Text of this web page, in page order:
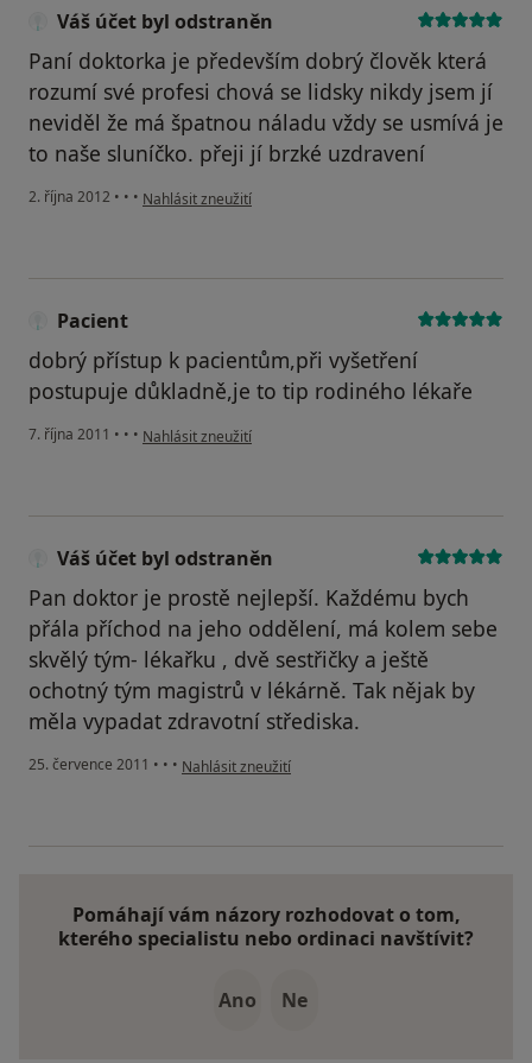
Váš účet byl odstraněn
Paní doktorka je především dobrý člověk která
rozumí své profesi chová se lidsky nikdy jsem jí
neviděl že má špatnou náladu vždy se usmívá je
to naše sluníčko. přeji jí brzké uzdravení
2. října 2012 • • • podle názoru uživatele Váš účet byl odstraněn
Nahlásit zneužití
Pacient
dobrý přístup k pacientům,při vyšetření
postupuje důkladně,je to tip rodiného lékaře
7. října 2011 • • • podle názoru uživatele Pacient
Nahlásit zneužití
Váš účet byl odstraněn
Pan doktor je prostě nejlepší. Každému bych
přála příchod na jeho oddělení, má kolem sebe
skvělý tým- lékařku , dvě sestřičky a ještě
ochotný tým magistrů v lékárně. Tak nějak by
měla vypadat zdravotní střediska.
25. července 2011 • • • podle názoru uživatele Váš účet byl odstraněn
Nahlásit zneužití
Pomáhají vám názory rozhodovat o tom,
kterého specialistu nebo ordinaci navštívit?
Ano Ne